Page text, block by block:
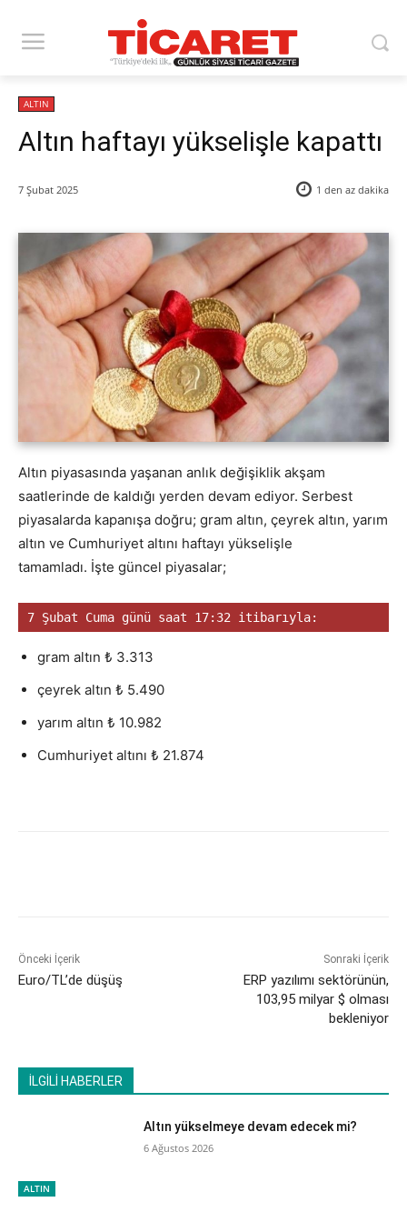
ALTIN
Altın haftayı yükselişle kapattı
7 Şubat 2025 1 den az dakika
Altın piyasasında yaşanan anlık değişiklik akşam
saatlerinde de kaldığı yerden devam ediyor. Serbest
piyasalarda kapanışa doğru; gram altın, çeyrek altın, yarım
altın ve Cumhuriyet altını haftayı yükselişle
tamamladı. İşte güncel piyasalar;
7 Şubat Cuma günü saat 17:32 itibarıyla:
gram altın ₺ 3.313
çeyrek altın ₺ 5.490
yarım altın ₺ 10.982
Cumhuriyet altını ₺ 21.874
Önceki İçerik
Euro/TL’de düşüş
Sonraki İçerik
ERP yazılımı sektörünün,
103,95 milyar $ olması
bekleniyor
İLGİLİ HABERLER
ALTIN
Altın yükselmeye devam edecek mi?
6 Ağustos 2026